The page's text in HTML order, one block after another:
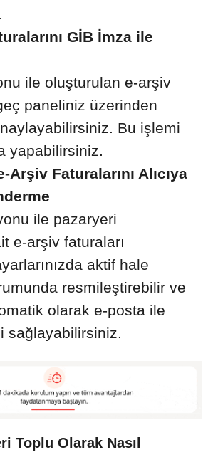
GİB İmza ile
ile oluşturulan e-arşiv
paneliniz üzerinden
Bu işlemi
yapabilirsiniz.
Arşiv Faturalarını Alıcıya
ile pazaryeri
e-arşiv faturaları
aktif hale
resmileştirebilir ve
olarak e-posta ile
sağlayabilirsiniz.
Toplu Olarak Nasıl